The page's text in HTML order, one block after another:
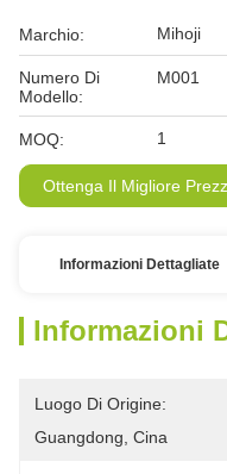
Marchio: Mihoji
Numero Di
Modello:
M001
MOQ: 1
Ottenga Il Migliore
Informazioni Dettagliate
Informazioni
Luogo Di Origine:
Guangdong, Cina